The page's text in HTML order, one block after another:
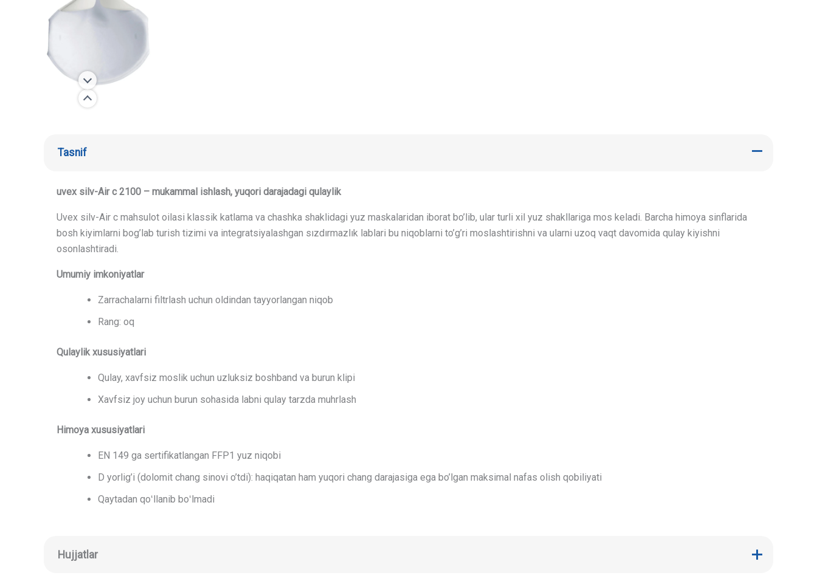
Tasnif
uvex silv-Air c 2100 – mukammal ishlash, yuqori darajadagi qulaylik
Uvex silv-Air c mahsulot oilasi klassik katlama va chashka shaklidagi yuz maskalaridan iborat bo’lib, ular turli xil yuz shakllariga mos keladi. Barcha himoya sinflarida
bosh kiyimlarni bog’lab turish tizimi va integratsiyalashgan sızdırmazlık lablari bu niqoblarni to’g’ri moslashtirishni va ularni uzoq vaqt davomida qulay kiyishni
osonlashtiradi.
Umumiy imkoniyatlar
Zarrachalarni filtrlash uchun oldindan tayyorlangan niqob
Rang: oq
Qulaylik xususiyatlari
Qulay, xavfsiz moslik uchun uzluksiz boshband va burun klipi
Xavfsiz joy uchun burun sohasida labni qulay tarzda muhrlash
Himoya xususiyatlari
EN 149 ga sertifikatlangan FFP1 yuz niqobi
D yorlig’i (dolomit chang sinovi o’tdi): haqiqatan ham yuqori chang darajasiga ega bo’lgan maksimal nafas olish qobiliyati
Qaytadan qoʻllanib boʻlmadi
Hujjatlar